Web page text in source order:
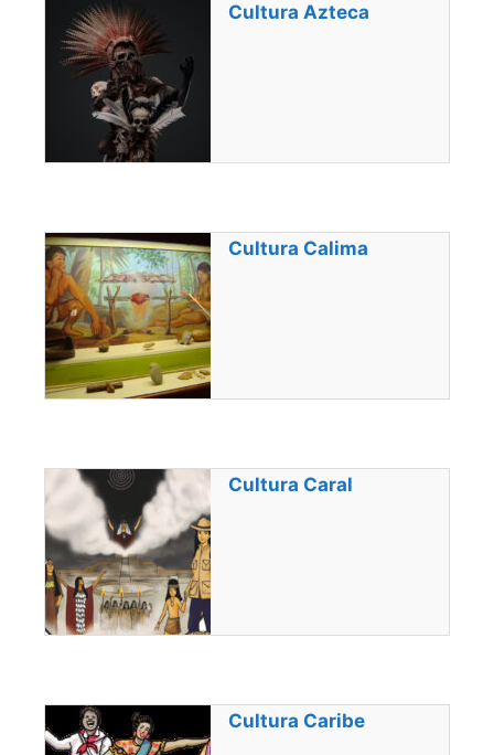
Cultura Azteca
Cultura Calima
Cultura Caral
Cultura Caribe